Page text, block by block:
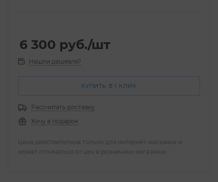
6 300 руб./шт
Нашли дешевле?
КУПИТЬ В 1 КЛИК
Рассчитать доставку
Хочу в подарок
Цена действительна только для интернет-магазина и
может отличаться от цен в розничных магазинах